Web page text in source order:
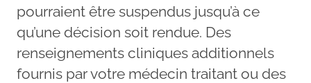
pourraient être suspendus jusqu’à ce
qu’une décision soit rendue. Des
renseignements cliniques additionnels
fournis par votre médecin traitant ou des